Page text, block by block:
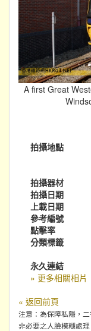
A first Great
拍攝地點
拍攝器材
拍攝日期
上載日期
參考編號
點擊率
分類標籤
永久連結
» 更多相關相片
« 返回前頁
注意：為保障私隱，
非必要之人臉模糊處理